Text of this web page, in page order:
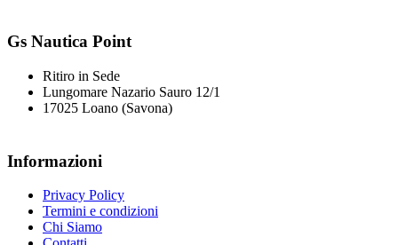
Gs Nautica Point
Ritiro in Sede
Lungomare Nazario Sauro 12/1
17025 Loano (Savona)
Informazioni
Privacy Policy
Termini e condizioni
Chi Siamo